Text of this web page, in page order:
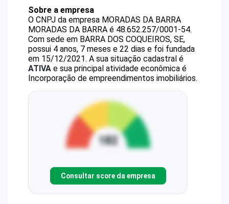
Sobre a empresa
O CNPJ da empresa MORADAS DA BARRA
MORADAS DA BARRA é 48.652.257/0001-54.
Com sede em BARRA DOS COQUEIROS, SE,
possui 4 anos, 7 meses e 22 dias e foi fundada
em 15/12/2021. A sua situação cadastral é
ATIVA e sua principal atividade econômica é
Incorporação de empreendimentos imobiliários.
Consultar score da empresa